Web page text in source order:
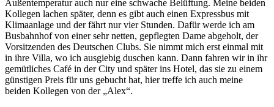
Außentemperatur auch nur eine schwache Belüftung. Meine beiden
Kollegen lachen später, denn es gibt auch einen Expressbus mit
Klimaanlage und der fährt nur vier Stunden. Dafür werde ich am
Busbahnhof von einer sehr netten, gepflegten Dame abgeholt, der
Vorsitzenden des Deutschen Clubs. Sie nimmt mich erst einmal mit
in ihre Villa, wo ich ausgiebig duschen kann. Dann fahren wir in ihr
gemütliches Café in der City und später ins Hotel, das sie zu einem
günstigen Preis für uns gebucht hat, hier treffe ich auch meine
beiden Kollegen von der
Alex .